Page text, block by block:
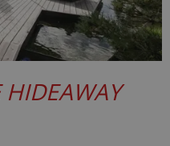
HIDEAWAY